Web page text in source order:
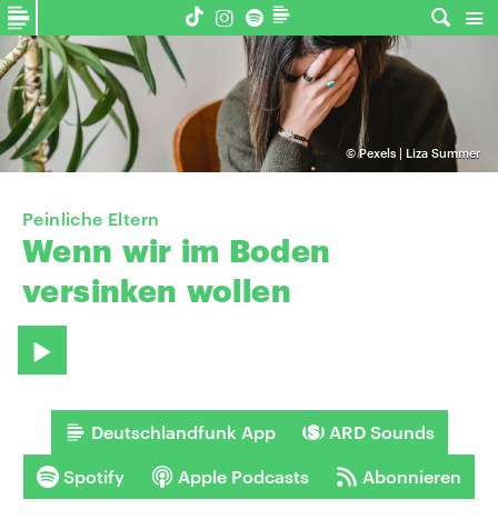
©Pexels | Liza Summer
Peinliche Eltern
Wenn wir im Boden
versinken wollen
Deutschlandfunk App ARD Sounds
Spotify Apple Podcasts Abonnieren